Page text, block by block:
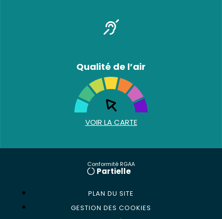
Qualité de l’air
VOIR LA CARTE
Conformité RGAA
Partielle
PLAN DU SITE
GESTION DES COOKIES